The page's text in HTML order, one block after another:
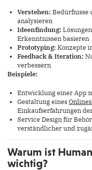
Verstehen: Bedürfnisse
analysieren
Ideenfindung:
Erkenntnissen basieren
Prototyping: Konzepte
Feedback & Iteration:
verbessern
Beispiele:
Entwicklung einer App
Gestaltung eines
Einkaufserfahrungen
Service Design für
verständlicher und
Warum ist
wichtig?